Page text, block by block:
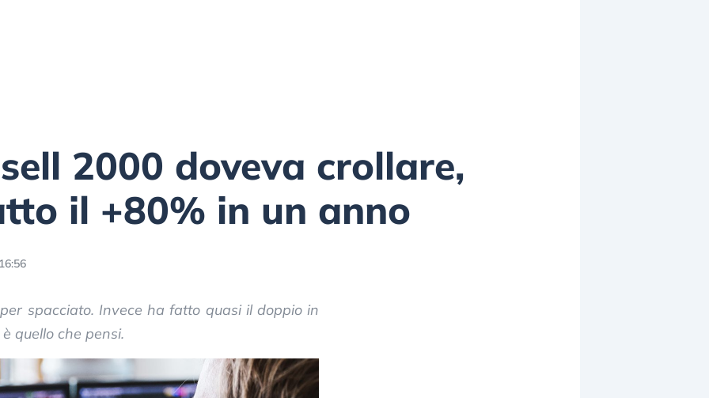
2000 doveva crollare,
il +80% in un anno
spacciato. Invece ha fatto quasi il doppio in
quello che pensi.